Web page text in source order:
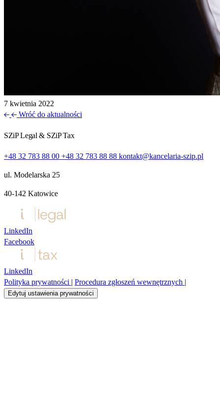
7 kwietnia 2022
Wróć do aktualności
SZiP Legal & SZiP Tax
+48 32 783 88 00 +48 32 783 88 88 kontakt@kancelaria-szip.pl
ul. Modelarska 25
40‑142 Katowice
LinkedIn
Facebook
LinkedIn
Polityka prywatności | Procedura zgłoszeń wewnętrznych |
Edytuj ustawienia prywatności